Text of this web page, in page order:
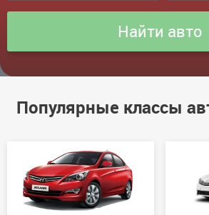
Популярные классы